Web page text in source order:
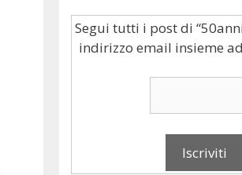
Segui tutti i post di
indirizzo email insieme